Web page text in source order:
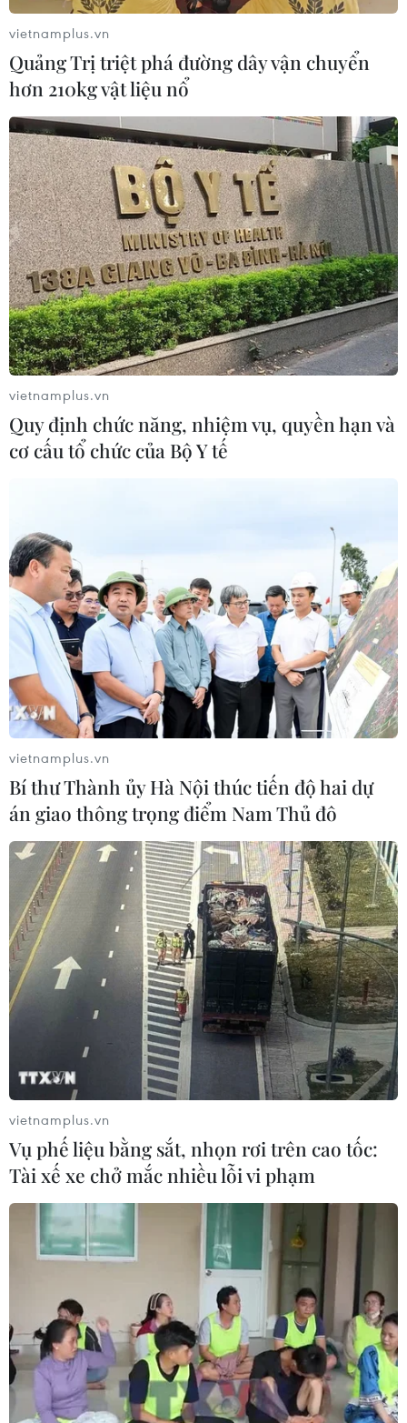
vietnamplus.vn
Quảng Trị triệt phá đường dây vận chuyển
hơn 210kg vật liệu nổ
vietnamplus.vn
Quy định chức năng, nhiệm vụ, quyền hạn và
cơ cấu tổ chức của Bộ Y tế
vietnamplus.vn
Bí thư Thành ủy Hà Nội thúc tiến độ hai dự
án giao thông trọng điểm Nam Thủ đô
vietnamplus.vn
Vụ phế liệu bằng sắt, nhọn rơi trên cao tốc:
Tài xế xe chở mắc nhiều lỗi vi phạm